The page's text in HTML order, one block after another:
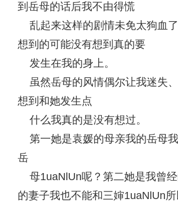
到岳母的话后我不由得慌
乱起来这样的剧情未免太狗血
想到的可能没有想到真的要
发生在我的身上。
虽然岳母的风情偶尔让我迷失
想到和她发生点
什么我真的是没有想过。
第一她是袁媛的母亲我的岳母
岳
母1uaNlUn呢？第二她是我曾
的妻子我也不能和三婶1uaNlUn所